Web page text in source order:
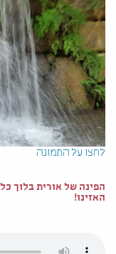
לחצו על התמונה
האזינו!